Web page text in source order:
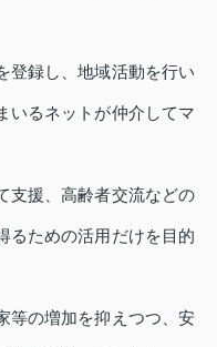
登録し、地域活動を行い
いるネットが仲介してマ
支援、高齢者交流などの
るための活用だけを目的
等の増加を抑えつつ、安